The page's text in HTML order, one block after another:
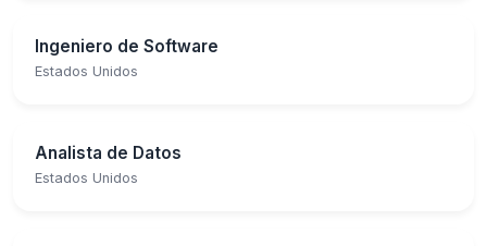
Ingeniero de Software
Estados Unidos
Analista de Datos
Estados Unidos